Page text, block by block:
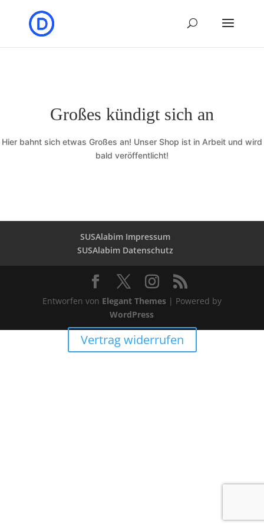
Großes kündigt sich an
Hier bahnt sich etwas Großes an! Unser Shop ist in Arbeit und wird
bald veröffentlicht!
SUSAlabim Impressum
SUSAlabim Datenschutz
Entworfen von Elegant Themes| Powered by
WordPress
Vertrag widerrufen